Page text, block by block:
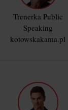
Trenerka Public
Speaking
kotowskakama.pl